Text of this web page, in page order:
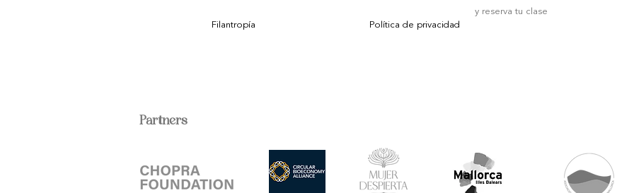
Filantropía
y reserva tu clase
Política de privacidad
Partners